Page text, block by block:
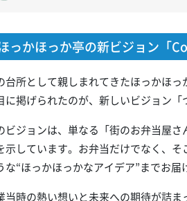
っかほっか亭の新ビジョン「
台所として親しまれてきたほっかほ
に掲げられたのが、新しいビジョン
ビジョンは、単なる「街のお弁当屋
示しています。お弁当だけでなく、
な“ほっかほっかなアイデア”までお
当時の熱い想いと未来への期待が詰ま